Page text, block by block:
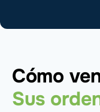
Cómo
Sus